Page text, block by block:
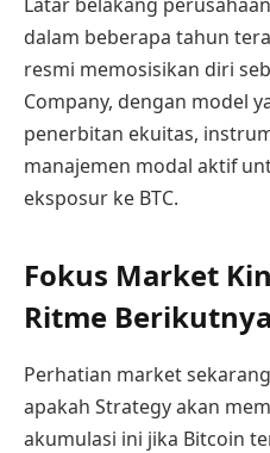
Latar belakang
dalam beberapa tahun
resmi memosisikan diri
Company, dengan model
penerbitan ekuitas,
manajemen modal aktif
eksposur ke BTC.
Fokus Market
Ritme Berikutnya
Perhatian market
apakah Strategy akan
akumulasi ini jika Bitcoin